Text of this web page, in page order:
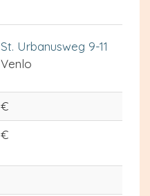
St. Urbanusweg 9-11
Venlo
€
€